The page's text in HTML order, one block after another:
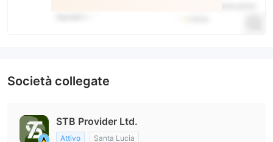
Società collegate
STB Provider Ltd.
Attivo Santa Lucia